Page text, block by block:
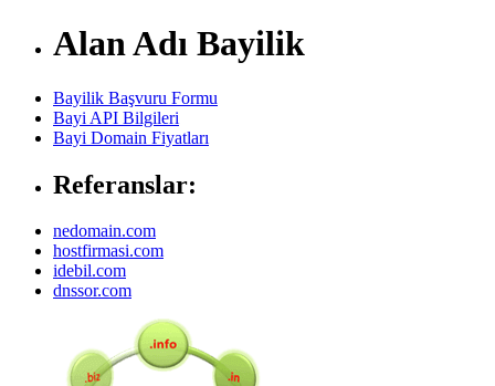
Alan Adı Bayilik
Bayilik Başvuru Formu
Bayi API Bilgileri
Bayi Domain Fiyatları
Referanslar:
nedomain.com
hostfirmasi.com
idebil.com
dnssor.com